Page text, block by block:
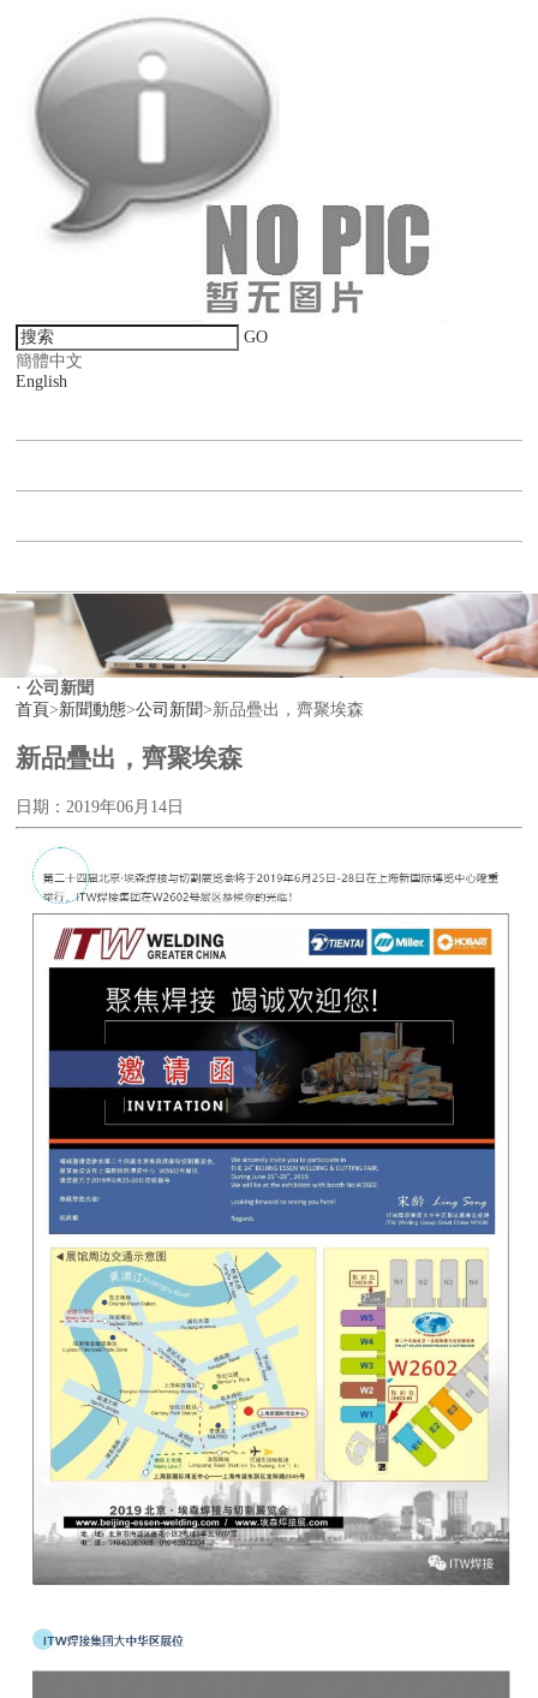
GO
簡體中文
English
· 公司新聞
首頁>新聞動態>公司新聞>新品疊出，齊聚埃森
新品疊出，齊聚埃森
日期：2019年06月14日